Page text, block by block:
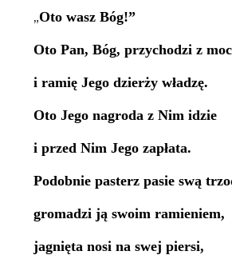
„Oto wasz Bóg!”
Oto Pan, Bóg, przychodzi z
i ramię Jego dzierży władzę.
Oto Jego nagroda z Nim idzie
i przed Nim Jego zapłata.
Podobnie pasterz pasie swą
gromadzi ją swoim ramieniem,
jagnięta nosi na swej piersi,